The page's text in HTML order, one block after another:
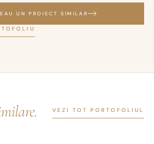
UN PROIECT SIMILAR
VEZI TOT PORTOFOLIUL